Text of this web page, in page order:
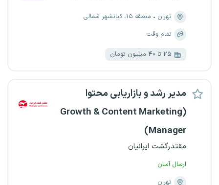
تهران
منطقه ۱۵، کیانشهر شمالی
تمام وقت
۲۵ تا ۴۰ میلیون تومان
مدیر رشد و بازاریابی محتوا
(Growth & Content Marketing
Manager)
مقتدرگشت ایرانیان
ارسال آسان
تهران